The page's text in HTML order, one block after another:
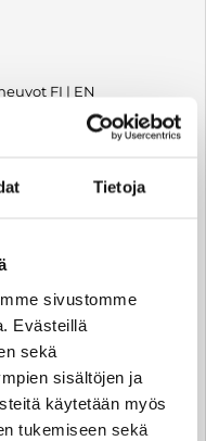
Tietoja
sivustomme
Evästeillä
sekä
sisältöjen ja
käytetään myös
tukemiseen sekä
FI | EN